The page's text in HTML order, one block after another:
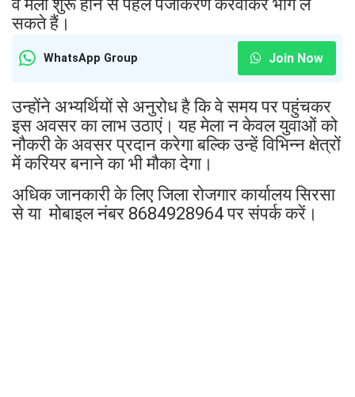
वे मेला शुरू होने से पहले पंजीकरण करवाकर भाग ले
सकते हैं।
WhatsApp Group Join Now
उन्होंने अभ्यर्थियों से अनुरोध है कि वे समय पर पहुंचकर
इस अवसर का लाभ उठाएं। यह मेला न केवल युवाओं को
नौकरी के अवसर प्रदान करेगा बल्कि उन्हें विभिन्न क्षेत्रों
में करियर बनाने का भी मौका देगा।
अधिक जानकारी के लिए जिला रोजगार कार्यालय सिरसा
से या मोबाइल नंबर 8684928964 पर संपर्क करें।